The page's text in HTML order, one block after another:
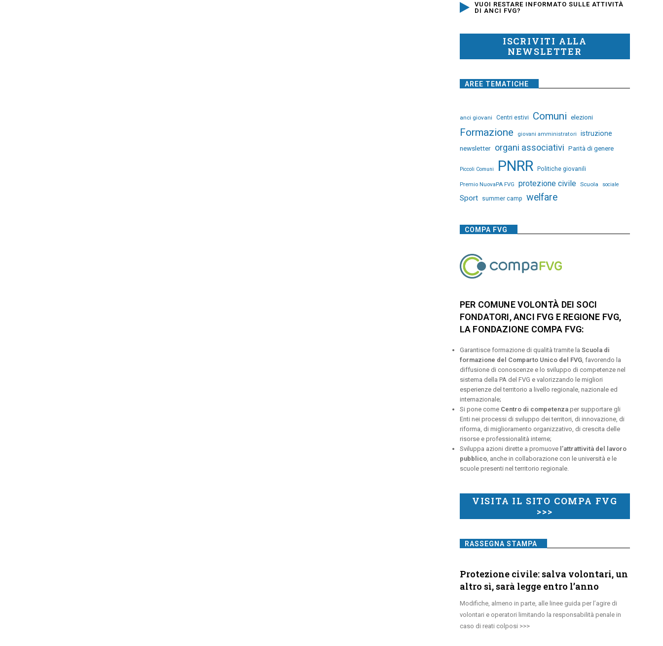
VUOI RESTARE INFORMATO SULLE ATTIVITÀ
DI ANCI FVG?
ISCRIVITI ALLA
NEWSLETTER
AREE TEMATICHE
anci giovani Centri estivi Comuni elezioni
Formazione giovani amministratori
istruzione
newsletter organi associativi Parità di genere
Piccoli Comuni PNRR Politiche giovanili
Premio NuovaPA FVG protezione civile Scuola sociale
Sport summer camp welfare
COMPA FVG
PER COMUNE VOLONTÀ DEI SOCI
FONDATORI, ANCI FVG E REGIONE FVG,
LA FONDAZIONE COMPA FVG:
Garantisce formazione di qualità tramite la Scuola di
formazione del Comparto Unico del FVG, favorendo la
diffusione di conoscenze e lo sviluppo di competenze nel
sistema della PA del FVG e valorizzando le migliori
esperienze del territorio a livello regionale, nazionale ed
internazionale;
Si pone come Centro di competenzaper supportare gli
Enti nei processi di sviluppo dei territori, di innovazione, di
riforma, di miglioramento organizzativo, di crescita delle
risorse e professionalità interne;
Sviluppa azioni dirette a promuove l’attrattività del lavoro
pubblico, anche in collaborazione con le università e le
scuole presenti nel territorio regionale.
VISITA IL SITO COMPA FVG
>>>
RASSEGNA STAMPA
Protezione civile: salva volontari, un
altro sì, sarà legge entro l’anno
Modifiche, almeno in parte, alle linee guida per l’agire di
volontari e operatori limitando la responsabilità penale in
caso di reati colposi